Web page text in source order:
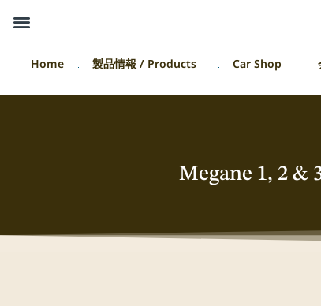
Home 製品情報 / Products Car Shop
Megane 1, 2 &